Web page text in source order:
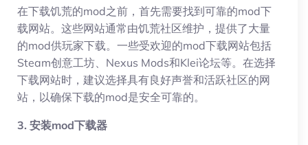
在下载饥荒的mod之前，首先需要找到可靠的mod下
载网站。这些网站通常由饥荒社区维护，提供了大量
的mod供玩家下载。一些受欢迎的mod下载网站包括
Steam创意工坊、Nexus Mods和Klei论坛等。在选择
下载网站时，建议选择具有良好声誉和活跃社区的网
站，以确保下载的mod是安全可靠的。
3. 安装mod下载器